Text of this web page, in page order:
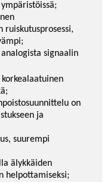
signaalin
on
ja
suurempi
älykkäiden
helpottamiseksi;